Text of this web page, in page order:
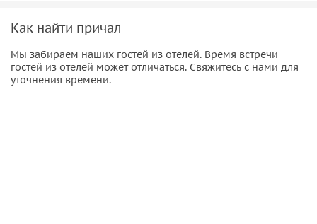
Как найти причал
Мы забираем наших гостей из отелей. Время встречи
гостей из отелей может отличаться. Свяжитесь с нами для
уточнения времени.